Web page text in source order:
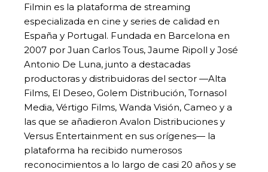
Filmin es la plataforma de streaming
especializada en cine y series de calidad en
España y Portugal. Fundada en Barcelona en
2007 por Juan Carlos Tous, Jaume Ripoll y José
Antonio De Luna, junto a destacadas
productoras y distribuidoras del sector —Alta
Films, El Deseo, Golem Distribución, Tornasol
Media, Vértigo Films, Wanda Visión, Cameo y a
las que se añadieron Avalon Distribuciones y
Versus Entertainment en sus orígenes— la
plataforma ha recibido numerosos
reconocimientos a lo largo de casi 20 años y se